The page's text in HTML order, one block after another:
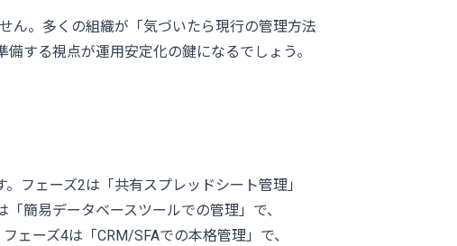
ん。多くの組織が「気づいたら現行の管理方法
する視点が運用安定化の鍵になるでしょう。
フェーズ2は「共有スプレッドシート管理」
簡易データベースツールでの管理」で、
ェーズ4は「CRM/SFAでの本格管理」で、